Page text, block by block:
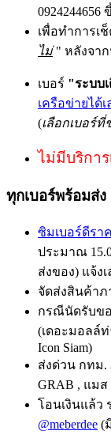
เพื่อทำการเ
ไม่" หลังจาก
เบอร์ "ระบบ
เครือข่ายได้เ
(เลือกเบอร์
ไม่มีบริการ
ทุกเบอร์พร้อมส่
ซิมเบอร์ดีรา
ประมาณ
ส่งของ) แจ้งเ
จัดส่งสินค้าภ
กรณีนัดรับขอ
(เดอะมอลล์ท่
Icon Siam)
ส่งด่วน กทม.
GRAB , แมส
โอนเงินแล้ว
@meberdee (